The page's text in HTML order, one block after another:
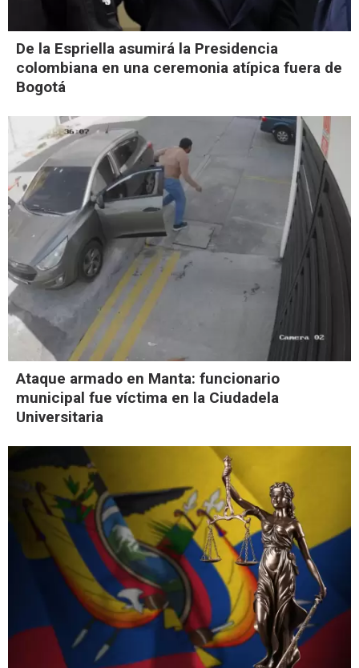
De la Espriella asumirá la Presidencia
colombiana en una ceremonia atípica fuera de
Bogotá
Ataque armado en Manta: funcionario
municipal fue víctima en la Ciudadela
Universitaria